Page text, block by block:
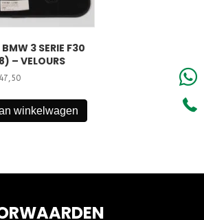
3 SERIE F30
– VELOURS
winkelwagen